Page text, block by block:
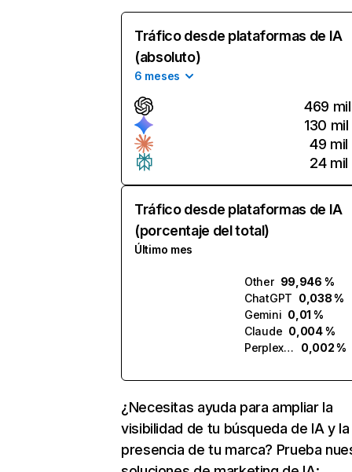
Tráfico desde plataformas de IA
(absoluto)
6 meses
469 mil
130 mil
49 mil
24 mil
Tráfico desde plataformas de IA
(porcentaje del total)
Último mes
Other 99,946 %
ChatGPT 0,038 %
Gemini 0,01 %
Claude 0,004 %
Perplexity
0,002 %
¿Necesitas ayuda para ampliar la
visibilidad de tu búsqueda de IA y la
presencia de tu marca? Prueba